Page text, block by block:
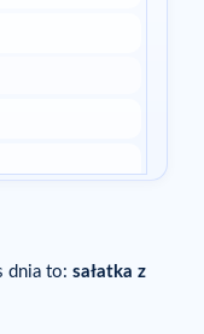
dnia to: sałatka z